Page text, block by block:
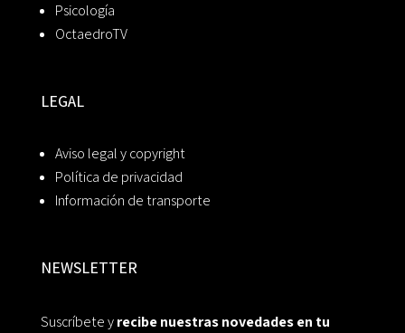
Psicología
OctaedroTV
LEGAL
Aviso legal y copyright
Política de privacidad
Información de transporte
NEWSLETTER
Suscríbete yrecibe nuestras novedades en tu